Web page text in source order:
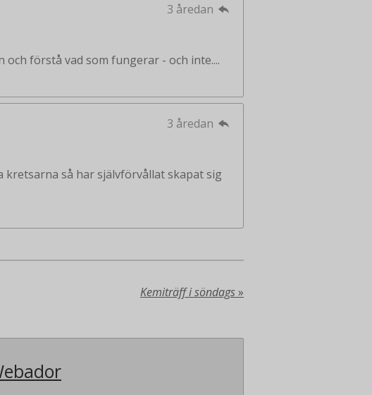
3 åredan
förstå vad som fungerar - och inte....
3 åredan
kretsarna så har självförvållat skapat sig
Kemiträff i söndags»